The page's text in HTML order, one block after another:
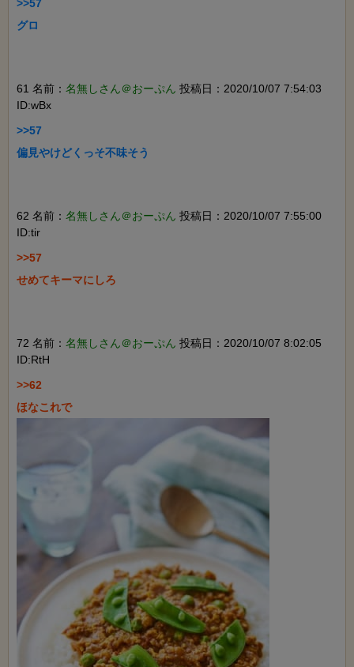
>>57
グロ
61 名前： 名無しさん＠おーぷん 投稿日：2020/10/07 7:54:03
ID:wBx
>>57
偏見やけどくっそ不味そう
62 名前： 名無しさん＠おーぷん 投稿日：2020/10/07 7:55:00
ID:tir
>>57
せめてキーマにしろ
72 名前： 名無しさん＠おーぷん 投稿日：2020/10/07 8:02:05
ID:RtH
>>62